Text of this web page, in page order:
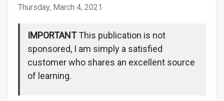
Thursday, March 4, 2021
IMPORTANTThis publication is not
sponsored, I am simply a satisfied
customer who shares an excellent source
of learning.